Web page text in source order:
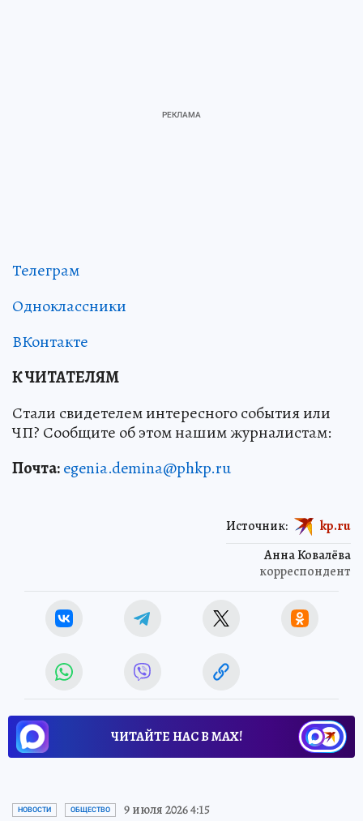
Телеграм
Одноклассники
ВКонтакте
К ЧИТАТЕЛЯМ
Стали свидетелем интересного события или
ЧП? Сообщите об этом нашим журналистам:
Почта:egenia.demina@phkp.ru
Анна Ковалёва
корреспондент
Источник: kp.ru
ЧИТАЙТЕ НАС В МАХ!
НОВОСТИ ОБЩЕСТВО 9 июля 2026 4:15